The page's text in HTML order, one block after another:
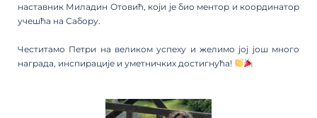
наставник Миладин Отовић, који је био ментор и координатор
учешћа на Сабору.
Честитамо Петри на великом успеху и желимо јој још много
награда, инспирације и уметничких достигнућа!